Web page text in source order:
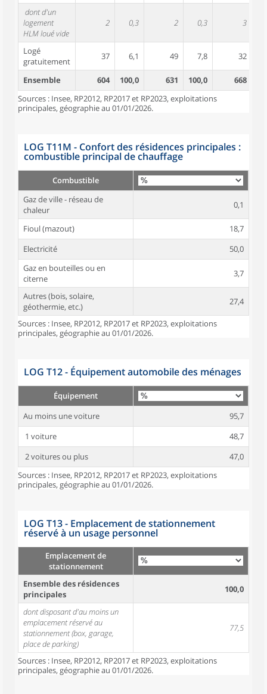
dont d'un
logement
HLM loué vide
2 0,3 2 0,3 3
Logé
gratuitement
37 6,1 49 7,8 32
Ensemble 604 100,0 631 100,0 668
Sources : Insee, RP2012, RP2017 et RP2023, exploitations
principales, géographie au 01/01/2026.
LOG T11M - Confort des résidences principales :
combustible principal de chauffage
Combustible
Gaz de ville - réseau de
chaleur
0,1
Fioul (mazout)
18,7
Electricité
50,0
Gaz en bouteilles ou en
citerne
3,7
Autres (bois, solaire,
géothermie, etc.)
27,4
Sources : Insee, RP2012, RP2017 et RP2023, exploitations
principales, géographie au 01/01/2026.
LOG T12 - Équipement automobile des ménages
Équipement
Au moins une voiture
95,7
1 voiture
48,7
2 voitures ou plus
47,0
Sources : Insee, RP2012, RP2017 et RP2023, exploitations
principales, géographie au 01/01/2026.
LOG T13 - Emplacement de stationnement
réservé à un usage personnel
Emplacement de
stationnement
Ensemble des résidences
principales
100,0
dont disposant d'au moins un
emplacement réservé au
stationnement (box, garage,
place de parking)
77,5
Sources : Insee, RP2012, RP2017 et RP2023, exploitations
principales, géographie au 01/01/2026.